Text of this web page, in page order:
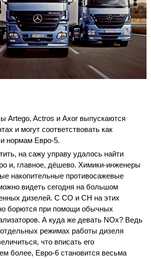
Аrtego, Actros и Axor выпускаются
и могут соответствовать как
нормам Евро-5.
на сажу управу удалось найти
и, главное, дёшево. Химики-инженеры
накопительные противосажевые
видеть сегодня на большом
дизелей. С СО и СН на этих
борются при помощи обычных
А куда же девать NOx? Ведь
отдельных режимах работы дизеля
что вписать его
более, Евро-6 становится весьма